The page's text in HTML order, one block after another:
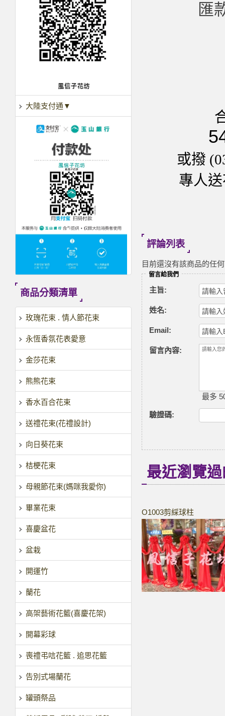
大陸支付通▼
商品分類清單
玫瑰花束 . 情人節花束
永恆香氛花表愛意
金莎花束
熊熊花束
香水百合花束
送禮花束(花禮設計)
向日葵花束
桔梗花束
母親節花束(媽咪我愛你)
畢業花束
喜慶盆花
盆栽
開運竹
蘭花
高架藝術花籃(喜慶花架)
開幕彩球
喪禮弔唁花籃 . 追思花籃
告別式場蘭花
罐頭祭品
匯
或撥
專人送
評論列表
目前還沒有該商品的任
留言給我們
主旨:
姓名:
Email:
留言內容:
最多
驗證碼:
最近瀏覽
O1003剪綵球柱